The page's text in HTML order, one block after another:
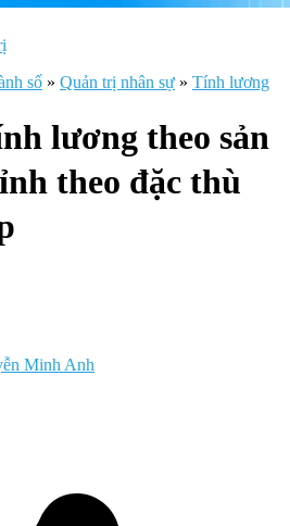
số » Quản trị nhân sự » Tính lương
lương theo sản
theo đặc thù
Minh Anh